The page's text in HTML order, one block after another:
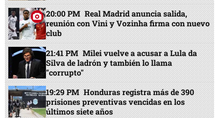
20:00 PM Real Madrid anuncia salida,
reunión con Vini y Vozinha firma con nuevo
club
21:41 PM Milei vuelve a acusar a Lula da
Silva de ladrón y también lo llama
"corrupto"
19:29 PM Honduras registra más de 390
prisiones preventivas vencidas en los
últimos siete años